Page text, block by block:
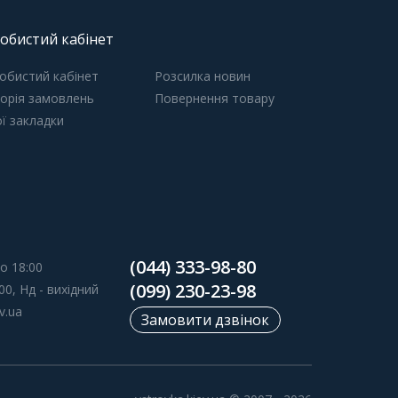
кабінет
кабінет
замовлень
закладки
Розсилка новин
Повернення товару
18:00
Нд - вихідний
(044) 333-98-80
(099) 230-23-98
Замовити дзвінок